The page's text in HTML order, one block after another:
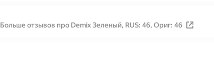
Больше отзывов про Demix Зеленый, RUS: 46, Ориг: 46